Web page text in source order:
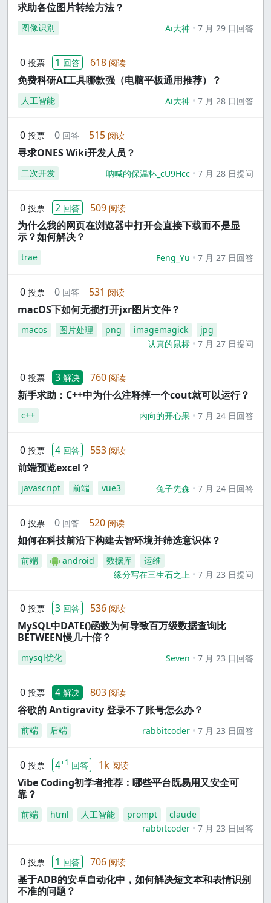
求助各位图片转绘方法？
图像识别 Ai大神 7 月 29 日回答
0 投票 1 回答 618 阅读
免费科研AI工具哪款强（电脑平板通用推荐）？
人工智能 Ai大神 7 月 28 日回答
0 投票 0 回答 515 阅读
寻求ONES Wiki开发人员？
二次开发 呐喊的保温杯_cU9Hcc 7 月 28 日提问
0 投票 2 回答 509 阅读
为什么我的网页在浏览器中打开会直接下载而不是显
示？如何解决？
trae Feng_Yu 7 月 27 日回答
0 投票 0 回答 531 阅读
macOS下如何无损打开jxr图片文件？
macos 图片处理 png imagemagick
jpg
认真的鼠标
7 月 27 日提问
0 投票 3 解决 760 阅读
新手求助：C++中为什么注释掉一个cout就可以运行？
c++ 内向的开心果 7 月 24 日回答
0 投票 4 回答 553 阅读
前端预览excel？
javascript 前端 vue3 兔子先森 7 月 24 日回答
0 投票 0 回答 520 阅读
如何在科技前沿下构建去智环境并筛选意识体？
前端 android 数据库
运维
缘分写在三生石之上
7 月 23 日提问
0 投票 3 回答 536 阅读
MySQL中DATE()函数为何导致百万级数据查询比
BETWEEN慢几十倍？
mysql优化 Seven 7 月 23 日回答
0 投票 4 解决 803 阅读
谷歌的 Antigravity 登录不了账号怎么办？
前端 后端 rabbitcoder 7 月 23 日回答
0 投票 4+1 回答 1k 阅读
Vibe Coding初学者推荐：哪些平台既易用又安全可
靠？
前端 html 人工智能 prompt
claude
rabbitcoder
7 月 23 日回答
0 投票 1 回答 706 阅读
基于ADB的安卓自动化中，如何解决短文本和表情识别
不准的问题？